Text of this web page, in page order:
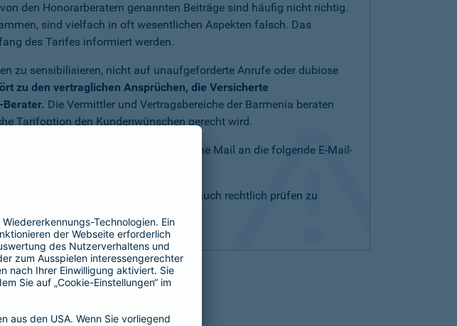
den Honorarberatern genannten Beiträge sind häufig nicht richtig.
sind vielfach in oft wesentlichen Aspekten falsch. Das
des Tarifes informiert werden.
zu sensibilisieren, nicht auf unaufgeforderte Anrufe oder dubiose
zu den vertraglichen Ansprüchen, die Versicherte
Die Vermittler und Vertragsbereiche der Barmenia beraten
Tarifoption den Kundenwünschen gerecht wird.
Barmenia
. Am besten senden Sie eine Mail an die folgende E-Mail-
"Geschäftspraktiken" gegebenenfalls auch rechtlich prüfen zu